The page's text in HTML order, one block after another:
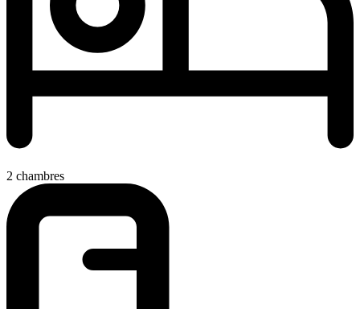
2 chambres